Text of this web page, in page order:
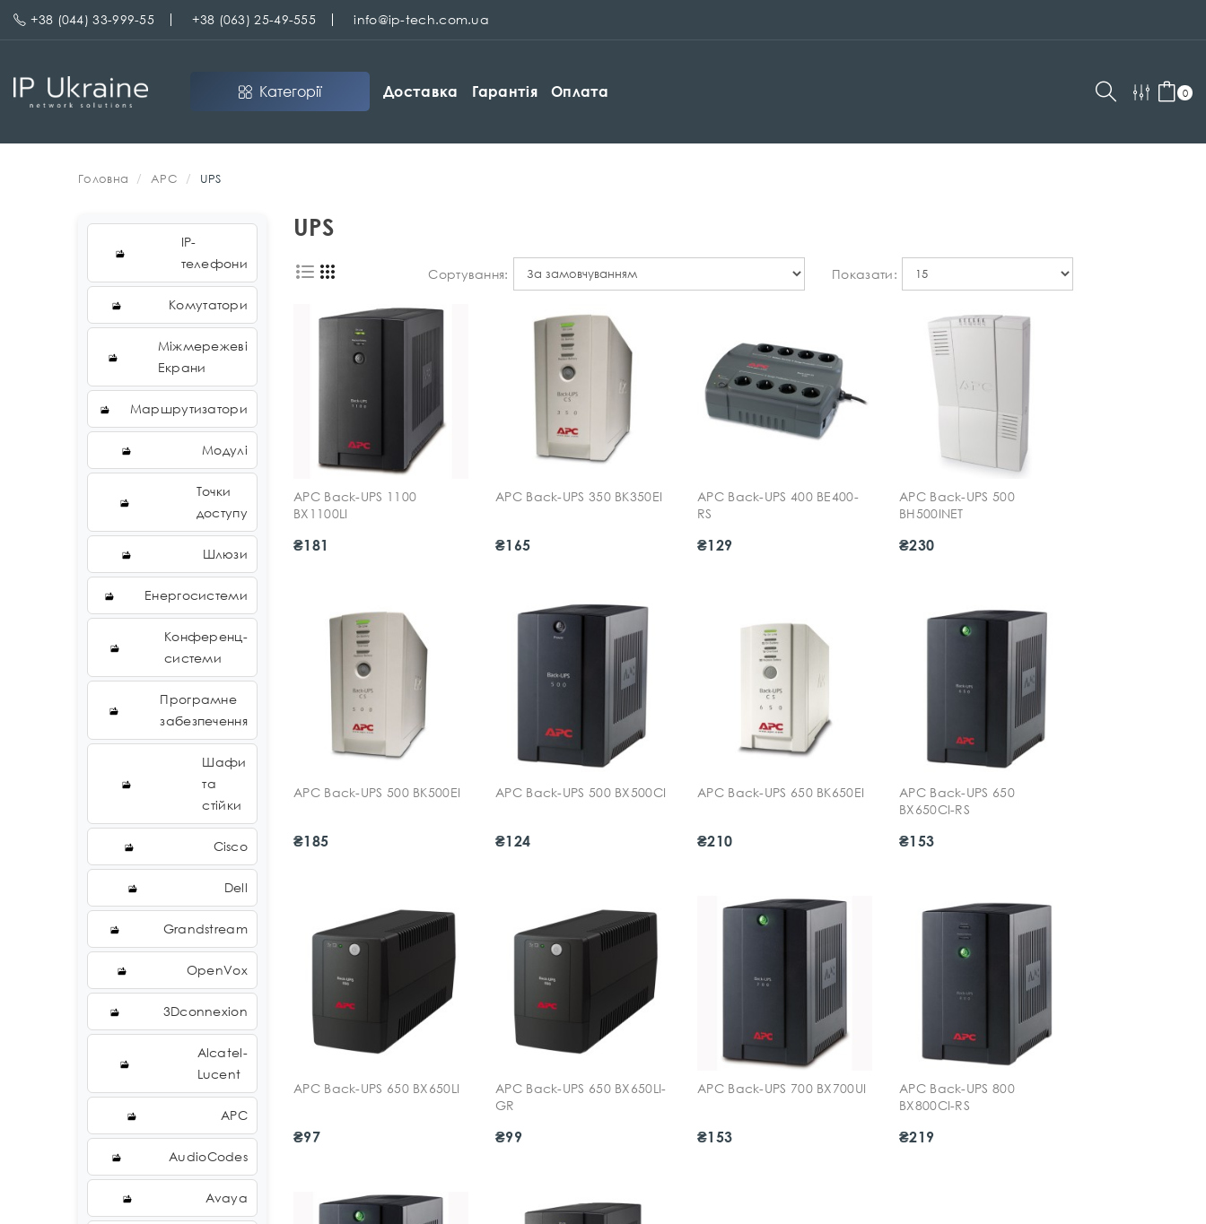
+38 (044) 33-999-55 +38 (063) 25-49-555 info@ip-tech.com.ua
Категорії Доставка Гарантія Оплата 0
Головна APC UPS
IP-
телефони
Комутатори
Міжмережеві
Екрани
Маршрутизатори
Модулі
Точки
доступу
Шлюзи
Енергосистеми
Конференц-
системи
Програмне
забезпечення
Шафи
та
стійки
Cisco
Dell
Grandstream
OpenVox
3Dconnexion
Alcatel-
Lucent
APC
AudioCodes
Avaya
UPS
Сортування: Показати:
APC Back-UPS 1100
BX1100LI
₴181
APC Back-UPS 350 BK350EI
₴165
APC Back-UPS 400 BE400-
RS
₴129
APC Back-UPS 500
BH500INET
₴230
APC Back-UPS 500 BK500EI
₴185
APC Back-UPS 500 BX500CI
₴124
APC Back-UPS 650 BK650EI
₴210
APC Back-UPS 650
BX650CI-RS
₴153
APC Back-UPS 650 BX650LI
₴97
APC Back-UPS 650 BX650LI-
GR
₴99
APC Back-UPS 700 BX700UI
₴153
APC Back-UPS 800
BX800CI-RS
₴219